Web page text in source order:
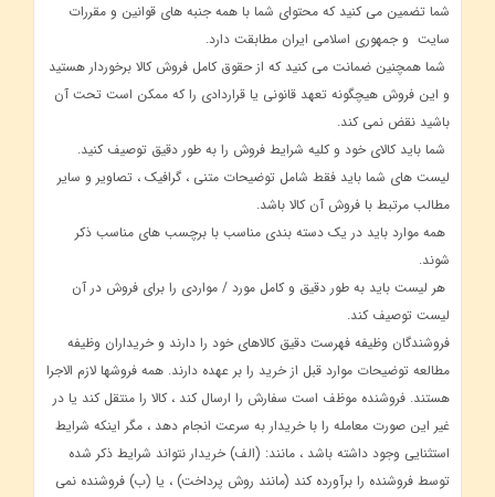
شما تضمین می کنید که محتوای شما با همه جنبه های قوانین و مقررات
سایت و جمهوری اسلامی ایران مطابقت دارد.
شما همچنین ضمانت می کنید که از حقوق کامل فروش کالا برخوردار هستید
و این فروش هیچگونه تعهد قانونی یا قراردادی را که ممکن است تحت آن
باشید نقض نمی کند.
شما باید کالای خود و کلیه شرایط فروش را به طور دقیق توصیف کنید.
لیست های شما باید فقط شامل توضیحات متنی ، گرافیک ، تصاویر و سایر
مطالب مرتبط با فروش آن کالا باشد.
همه موارد باید در یک دسته بندی مناسب با برچسب های مناسب ذکر
شوند.
هر لیست باید به طور دقیق و کامل مورد / مواردی را برای فروش در آن
لیست توصیف کند.
فروشندگان وظیفه فهرست دقیق کالاهای خود را دارند و خریداران وظیفه
مطالعه توضیحات موارد قبل از خرید را بر عهده دارند. همه فروشها لازم الاجرا
هستند. فروشنده موظف است سفارش را ارسال کند ، کالا را منتقل کند یا در
غیر این صورت معامله را با خریدار به سرعت انجام دهد ، مگر اینکه شرایط
استثنایی وجود داشته باشد ، مانند: (الف) خریدار نتواند شرایط ذکر شده
توسط فروشنده را برآورده کند (مانند روش پرداخت) ، یا (ب) فروشنده نمی